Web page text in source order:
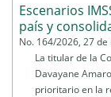
Escenarios
país y
No. 164/2026, 27
La titular de la
Davayane
prioritario en la